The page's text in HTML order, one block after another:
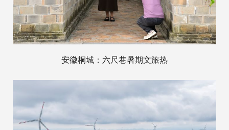
安徽桐城：六尺巷暑期文旅热